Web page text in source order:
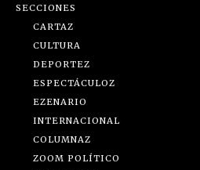
SECCIONES
CARTAZ
CULTURA
DEPORTEZ
ESPECTÁCULOZ
EZENARIO
INTERNACIONAL
COLUMNAZ
ZOOM POLÍTICO